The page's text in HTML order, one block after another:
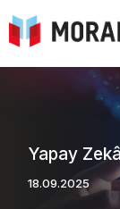
Yapay
18.09.2025